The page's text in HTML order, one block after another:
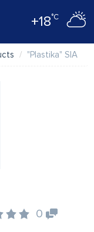
+18°C
"Plastika" SIA
0